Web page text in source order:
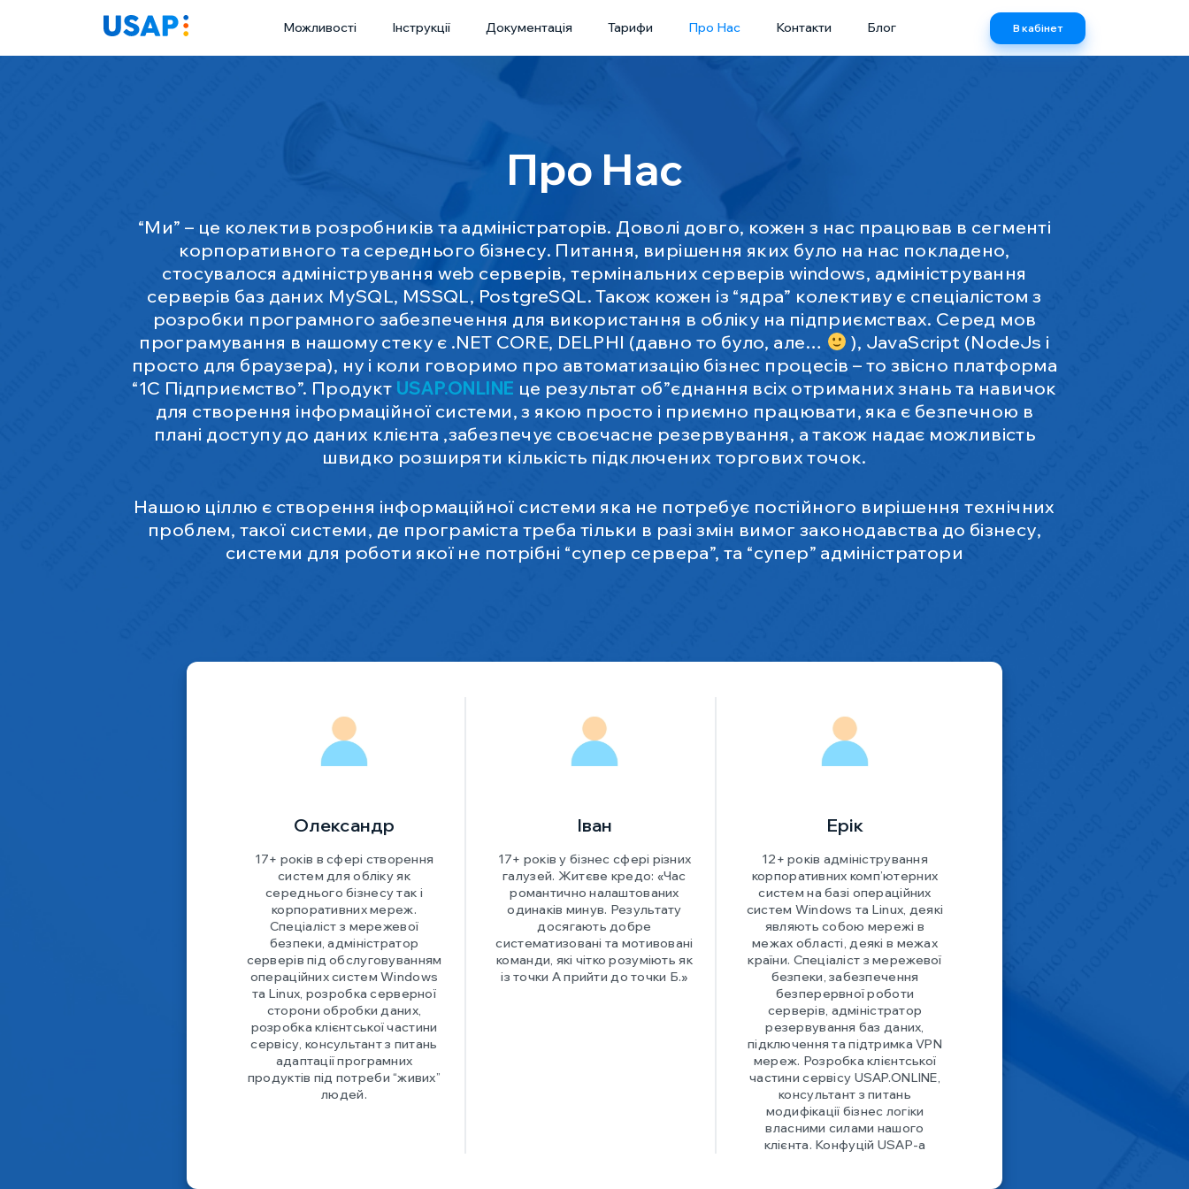
content
Можливості Інструкції Документація Тарифи Про Нас Контакти Блог В кабінет
Про Нас
“Ми” – це колектив розробників та адміністраторів. Доволі довго, кожен з нас працював в сегменті
корпоративного та середнього бізнесу. Питання, вирішення яких було на нас покладено,
стосувалося адміністрування web серверів, термінальних серверів windows, адміністрування
серверів баз даних MySQL, MSSQL, PostgreSQL. Також кожен із “ядра” колективу є спеціалістом з
розробки програмного забезпечення для використання в обліку на підприємствах. Серед мов
програмування в нашому стеку є .NET CORE, DELPHI (давно то було, але…
), JavaScript (NodeJs і
просто для браузера), ну і коли говоримо про автоматизацію бізнес процесів – то звісно платформа
“1С Підприємство”. Продукт USAP.ONLINE це результат об”єднання всіх отриманих знань та навичок
для створення інформаційної системи, з якою просто і приємно працювати, яка є безпечною в
плані доступу до даних клієнта ,забезпечує своєчасне резервування, а також надає можливість
швидко розширяти кількість підключених торгових точок.
Нашою ціллю є створення інформаційної системи яка не потребує постійного вирішення технічних
проблем, такої системи, де програміста треба тільки в разі змін вимог законодавства до бізнесу,
системи для роботи якої не потрібні “супер сервера”, та “супер” адміністратори
Олександр
17+ років в сфері створення
систем для обліку як
середнього бізнесу так і
корпоративних мереж.
Спеціаліст з мережевої
безпеки, адміністратор
серверів під обслуговуванням
операційних систем Windows
та Linux, розробка серверної
сторони обробки даних,
розробка клієнтської частини
сервісу, консультант з питань
адаптації програмних
продуктів під потреби “живих”
людей.
Іван
17+ років у бізнес сфері різних
галузей. Житєве кредо: «Час
романтично налаштованих
одинаків минув. Результату
досягають добре
систематизовані та мотивовані
команди, які чітко розуміють як
із точки А прийти до точки Б.»
Ерік
12+ років адміністрування
корпоративних комп’ютерних
систем на базі операційних
систем Windows та Linux, деякі
являють собою мережі в
межах області, деякі в межах
країни. Спеціаліст з мережевої
безпеки, забезпечення
безперервної роботи
серверів, адміністратор
резервування баз даних,
підключення та підтримка VPN
мереж. Розробка клієнтської
частини сервісу USAP.ONLINE,
консультант з питань
модифікації бізнес логіки
власними силами нашого
клієнта. Конфуцій USAP-а